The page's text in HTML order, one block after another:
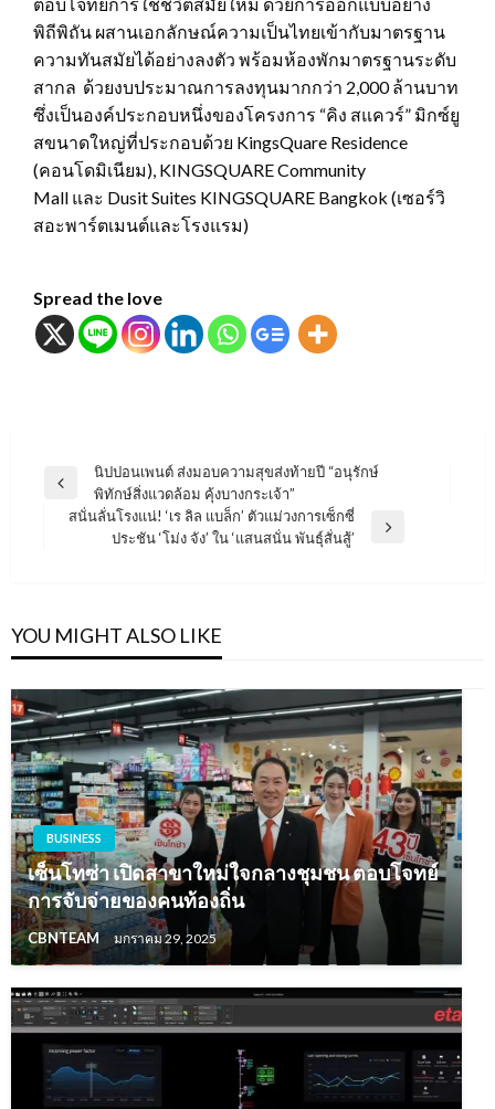
พิถีพิถัน ผสานเอกลักษณ์ความเป็นไทยเข้ากับมาตรฐาน
ความทันสมัยได้อย่างลงตัว พร้อมห้องพักมาตรฐานระดับ
สากล ด้วยงบประมาณการลงทุนมากกว่า 2,000 ล้านบาท
ซึ่งเป็นองค์ประกอบหนึ่งของโครงการ “คิง สแควร์” มิกซ์ยู
สขนาดใหญ่ที่ประกอบด้วย KingsQuare Residence
(คอนโดมิเนียม), KINGSQUARE Community
Mall และ Dusit Suites KINGSQUARE Bangkok (เซอร์วิ
สอะพาร์ตเมนต์และโรงแรม)
Spread the love
แนะแนว
เรื่อง
Previous
Post
นิปปอนเพนต์ ส่งมอบความสุขส่งท้ายปี “อนุรักษ์
พิทักษ์สิ่งแวดล้อม คุ้งบางกระเจ้า”
สนั่นลั่นโรงแน่! ‘เร ลิล แบล็ก’ ตัวแม่วงการเซ็กซี่
ประชัน ‘โม่ง จัง’ ใน ‘แสนสนั่น พันธุ์สั่นสู้’
YOU MIGHT ALSO LIKE
BUSINESS
เซ็นโทซ่า เปิดสาขาใหม่ใจกลางชุมชน ตอบโจทย์
การจับจ่ายของคนท้องถิ่น
CBNTEAM มกราคม 29, 2025